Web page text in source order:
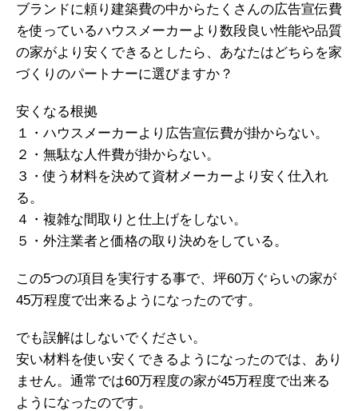
ブランドに頼り建築費の中からたくさんの広告宣伝費
を使っているハウスメーカーより数段良い性能や品質
の家がより安くできるとしたら、あなたはどちらを家
づくりのパートナーに選びますか？
安くなる根拠
１・ハウスメーカーより広告宣伝費が掛からない。
２・無駄な人件費が掛からない。
３・使う材料を決めて資材メーカーより安く仕入れ
る。
４・複雑な間取りと仕上げをしない。
５・外注業者と価格の取り決めをしている。
この5つの項目を実行する事で、坪60万ぐらいの家が
45万程度で出来るようになったのです。
でも誤解はしないでください。
安い材料を使い安くできるようになったのでは、あり
ません。通常では60万程度の家が45万程度で出来る
ようになったのです。